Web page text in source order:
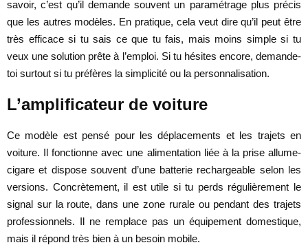
savoir, c’est qu’il demande souvent un paramétrage plus précis
que les autres modèles. En pratique, cela veut dire qu’il peut être
très efficace si tu sais ce que tu fais, mais moins simple si tu
veux une solution prête à l’emploi. Si tu hésites encore, demande-
toi surtout si tu préfères la simplicité ou la personnalisation.
L’amplificateur de voiture
Ce modèle est pensé pour les déplacements et les trajets en
voiture. Il fonctionne avec une alimentation liée à la prise allume-
cigare et dispose souvent d’une batterie rechargeable selon les
versions. Concrètement, il est utile si tu perds régulièrement le
signal sur la route, dans une zone rurale ou pendant des trajets
professionnels. Il ne remplace pas un équipement domestique,
mais il répond très bien à un besoin mobile.